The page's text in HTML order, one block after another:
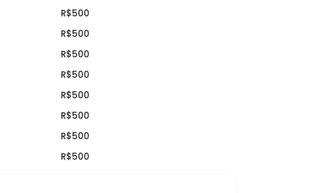
R$500
R$500
R$500
R$500
R$500
R$500
R$500
R$500